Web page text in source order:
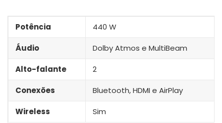
Potência 440 W
Áudio Dolby Atmos e MultiBeam
Alto-falante 2
Conexões ‎Bluetooth, HDMI e AirPlay
Wireless Sim